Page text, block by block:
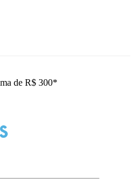
de R$ 300*